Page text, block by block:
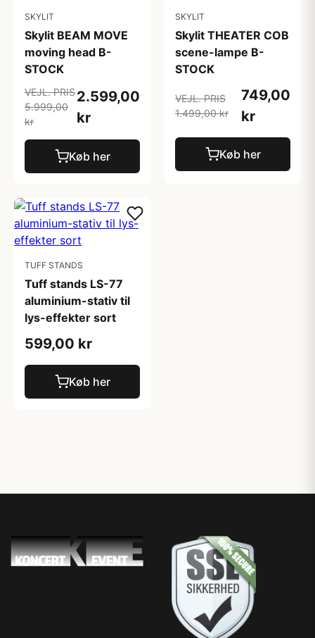
SKYLIT
Skylit BEAM MOVE
moving head B-
STOCK
VEJL. PRIS
5.999,00
kr
2.599,00
kr
Køb her
SKYLIT
Skylit THEATER COB
scene-lampe B-
STOCK
VEJL. PRIS
1.499,00 kr
749,00
kr
Køb her
TUFF STANDS
Tuff stands LS-77
aluminium-stativ til
lys-effekter sort
599,00 kr
Køb her